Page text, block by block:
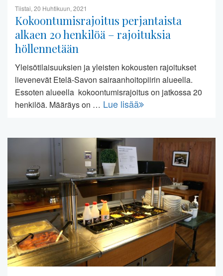
Tiistai, 20 Huhtikuun, 2021
Kokoontumisrajoitus perjantaista
alkaen 20 henkilöä – rajoituksia
höllennetään
Yleisötilaisuuksien ja yleisten kokousten rajoitukset
lievenevät Etelä-Savon sairaanhoitopiirin alueella.
Essoten alueella kokoontumisrajoitus on jatkossa 20
henkilöä. Määräys on … Lue lisää